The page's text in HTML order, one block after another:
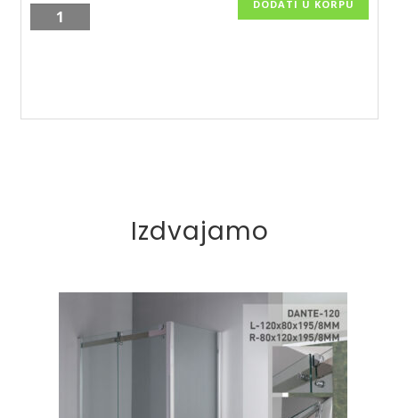
Automatski
sifon
sajlom,
DODATI U KORPU
Izdvajamo